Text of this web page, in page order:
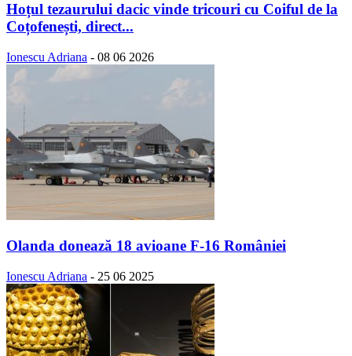
Hoțul tezaurului dacic vinde tricouri cu Coiful de la
Coțofenești, direct...
Ionescu Adriana - 08 06 2026
Olanda donează 18 avioane F-16 României
Ionescu Adriana - 25 06 2025